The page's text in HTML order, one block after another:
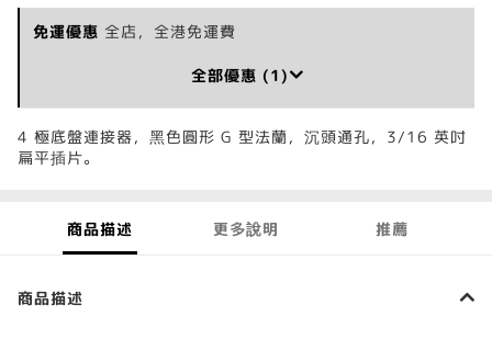
免運優惠 全店，全港免運費
全部優惠 (1)
4 極底盤連接器，黑色圓形 G 型法蘭，沉頭通孔，3/16 英吋
扁平插片。
商品描述 更多說明 推薦
商品描述